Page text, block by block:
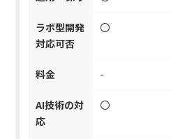
ラボ型開発
対応可否
〇
料金 -
AI技術の対
応
〇